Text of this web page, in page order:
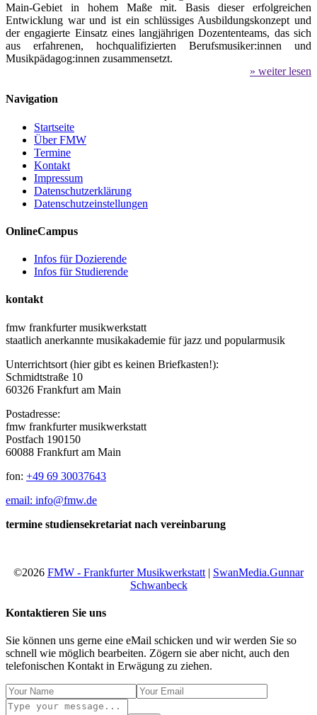
Main-Gebiet in hohem Maße mit. Basis dieser erfolgreichen
Entwicklung war und ist ein schlüssiges Ausbildungskonzept und
der engagierte Einsatz eines langjährigen Dozententeams, das sich
aus erfahrenen, hochqualifizierten Berufsmusiker:innen und
Musikpädagog:innen zusammensetzt.
» weiter lesen
Navigation
Startseite
Über FMW
Termine
Kontakt
Impressum
Datenschutzerklärung
Datenschutzeinstellungen
OnlineCampus
Infos für Dozierende
Infos für Studierende
kontakt
fmw frankfurter musikwerkstatt
staatlich anerkannte musikakademie für jazz und popularmusik
Unterrichtsort (hier gibt es keinen Briefkasten!):
Schmidtstraße 10
60326 Frankfurt am Main
Postadresse:
fmw frankfurter musikwerkstatt
Postfach 190150
60088 Frankfurt am Main
fon: +49 69 30037643
email: info@fmw.de
termine studiensekretariat nach vereinbarung
©2026 FMW - Frankfurter Musikwerkstatt | SwanMedia.Gunnar
Schwanbeck
Kontaktieren Sie uns
Sie können uns gerne eine eMail schicken und wir werden Sie so
schnell wie möglich bearbeiten. Zögern sie aber nicht, auch den
telefonischen Kontakt in Erwägung zu ziehen.